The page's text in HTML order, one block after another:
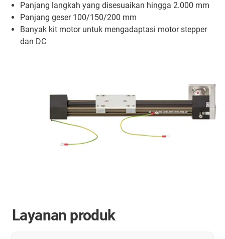
Panjang langkah yang disesuaikan hingga 2.000 mm
Panjang geser 100/150/200 mm
Banyak kit motor untuk mengadaptasi motor stepper
dan DC
Layanan produk